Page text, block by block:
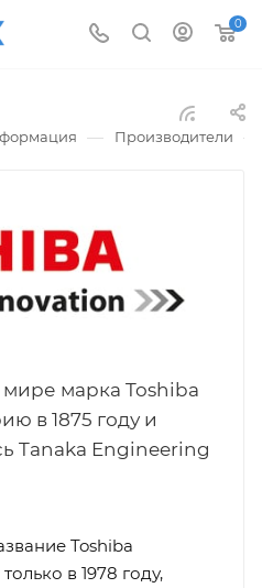
0
— Производители —
мире марка Toshiba
в 1875 году и
Tanaka Engineering
Toshiba
в 1978 году,